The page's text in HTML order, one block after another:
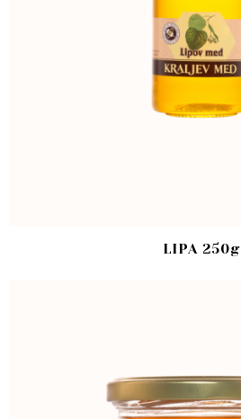
LIPA 250g